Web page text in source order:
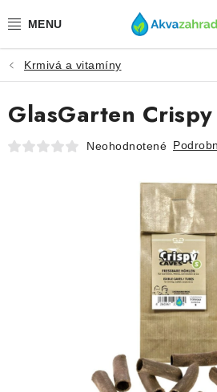
na
TECHNIKA
HNOJIVÁ
VODA
Krmivá a vitamíny
GlasGarten Crispy
Neohodnotené